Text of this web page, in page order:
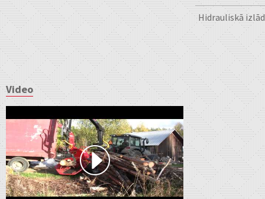
Hidrauliskā
Video